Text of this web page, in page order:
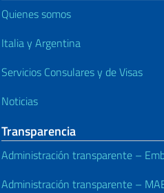
Quienes somos
Italia y Argentina
Servicios Consulares y de Visas
Noticias
Transparencia
Administración transparente –
Administración transparente –